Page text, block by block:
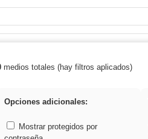
o frase:
de: rezo
medios totales (hay filtros aplicados)
Opciones adicionales:
Mostrar protegidos por